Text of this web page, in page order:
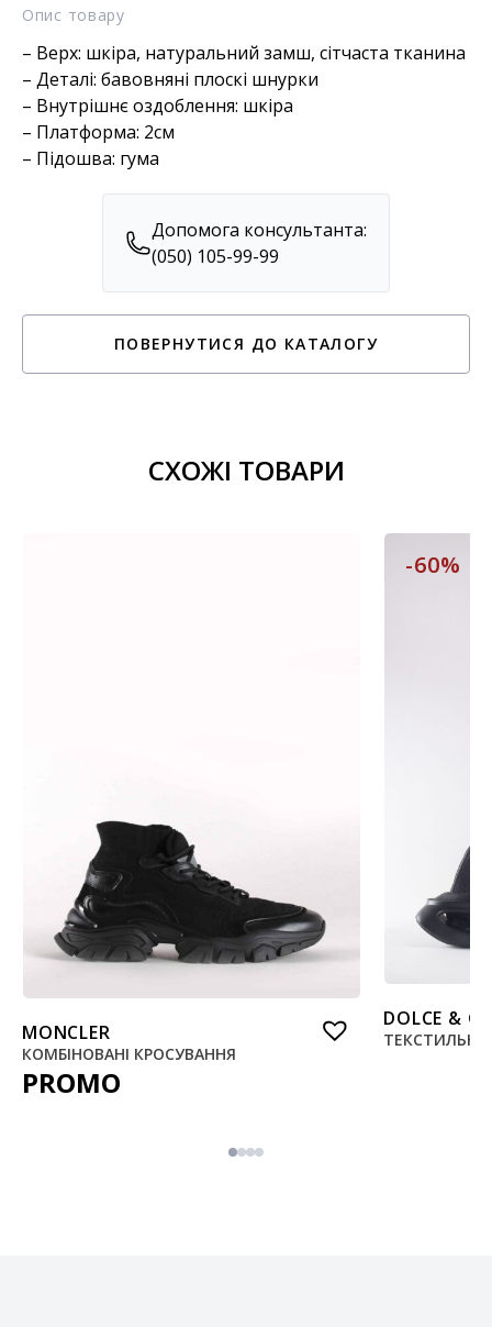
Опис товару
– Верх: шкіра, натуральний замш, сітчаста тканина
– Деталі: бавовняні плоскі шнурки
– Внутрішнє оздоблення: шкіра
– Платформа: 2см
– Підошва: гума
Допомога консультанта:
(050) 105-99-99
ПОВЕРНУТИСЯ ДО КАТАЛОГУ
СХОЖІ ТОВАРИ
MONCLER
КОМБІНОВАНІ КРОСУВАННЯ
PROMO
-60%
DOLCE &
ТЕКСТИЛЬНІ